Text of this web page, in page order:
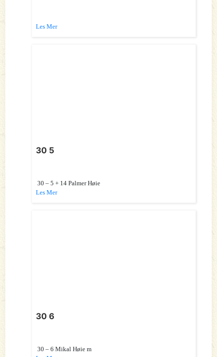
Les Mer
30 5
30 – 5 + 14 Palmer Høie
Les Mer
30 6
30 – 6 Mikal Høie m